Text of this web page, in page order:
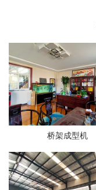
桥架成型机